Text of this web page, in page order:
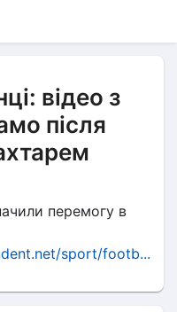
відео з
після
перемогу в
sport/footb...